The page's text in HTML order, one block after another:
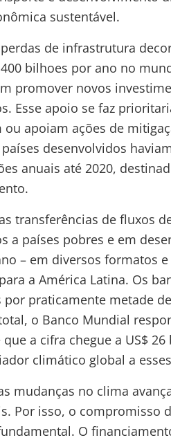
sustentável.
de infrastrutura
bilhoes por ano no
promover novos
Esse apoio se faz
ou apoiam ações de
países desenvolvidos
anuais até 2020,
transferências de fluxos
a países pobres e em
– em diversos formatos
a América Latina. Os
por praticamente metade
o Banco Mundial
que a cifra chegue a US$
climático global a
mudanças no clima
Por isso, o compromisso
O